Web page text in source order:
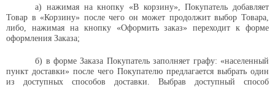
а) нажимая на кнопку «В корзину», Покупатель добавляет
Товар в «Корзину» после чего он может продолжит выбор Товара,
либо, нажимая на кнопку «Оформить заказ» переходит к форме
оформления Заказа;
б) в форме Заказа Покупатель заполняет графу: «населенный
пункт доставки» после чего Покупателю предлагается выбрать один
из доступных способов доставки. Выбрав доступный способ